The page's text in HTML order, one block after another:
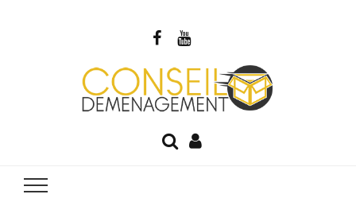
Votre guide du déménagement